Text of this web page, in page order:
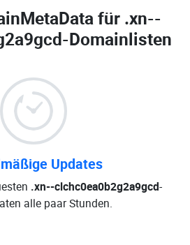
für .xn--
Domainlisten
Updates
.xn--clchc0ea0b2g2a9gcd-
alle paar Stunden.